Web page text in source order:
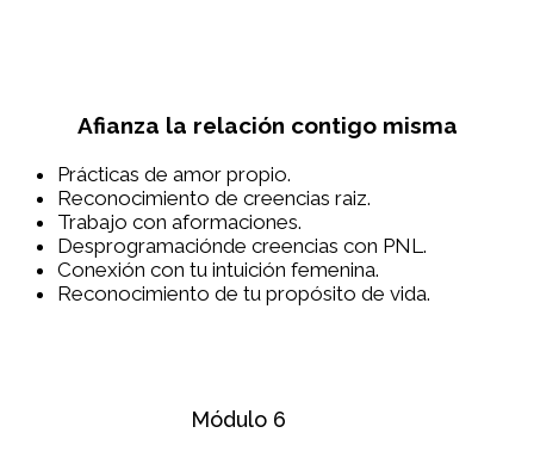
Afianza la relación contigo misma
Prácticas de amor propio.
Reconocimiento de creencias raiz.
Trabajo con aformaciones.
Desprogramaciónde creencias con PNL.
Conexión con tu intuición femenina.
Reconocimiento de tu propósito de vida.
Módulo 6